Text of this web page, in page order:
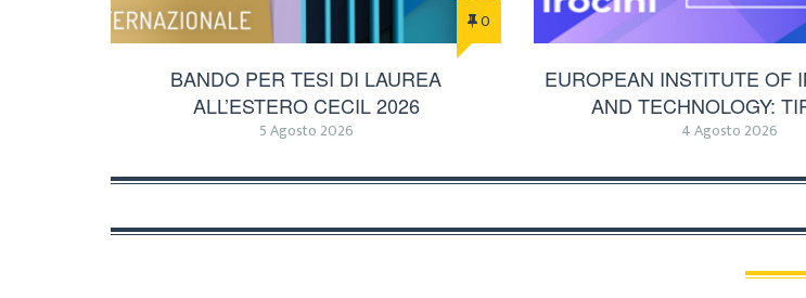
0
BANDO PER TESI DI LAUREA
ALL’ESTERO CECIL 2026
5 Agosto 2026
EUROPEAN INSTITUTE OF
AND TECHNOLOGY:
4 Agosto 2026